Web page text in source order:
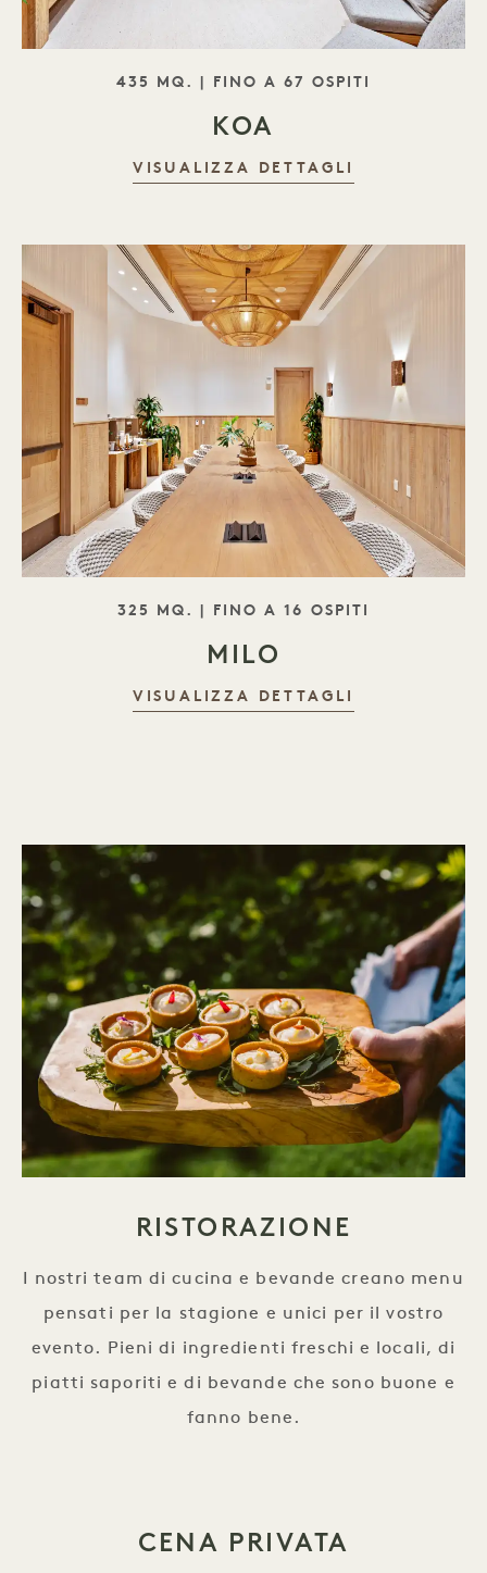
SLOGAN
435 MQ. | FINO A 67 OSPITI
KOA
VISUALIZZA DETTAGLI
SLOGAN
325 MQ. | FINO A 16 OSPITI
MILO
VISUALIZZA DETTAGLI
RISTORAZIONE
I nostri team di cucina e bevande creano menu
pensati per la stagione e unici per il vostro
evento. Pieni di ingredienti freschi e locali, di
piatti saporiti e di bevande che sono buone e
fanno bene.
CENA PRIVATA